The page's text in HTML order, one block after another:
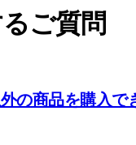
ご質問
の商品を購入で